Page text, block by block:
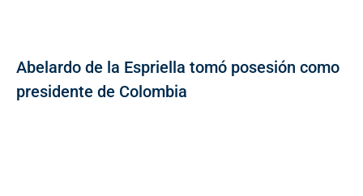
Abelardo de la Espriella tomó posesión como
presidente de Colombia